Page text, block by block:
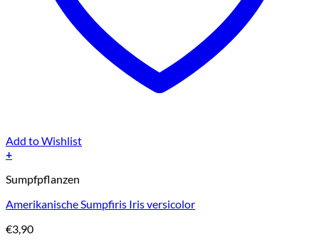
Add to Wishlist
+
Sumpfpflanzen
Amerikanische Sumpfiris Iris versicolor
€3,90